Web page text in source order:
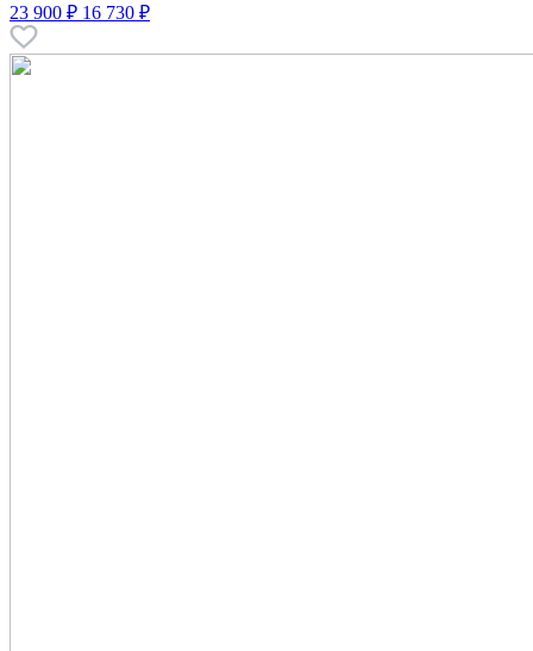
23 900 ₽ 16 730 ₽